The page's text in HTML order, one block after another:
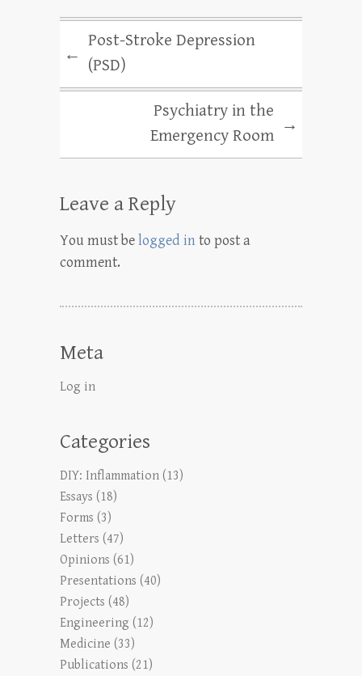
←
Post-Stroke Depression
(PSD)
Psychiatry in the
Emergency Room
→
Leave a Reply
You must belogged in to post a
comment.
Meta
Log in
Categories
DIY: Inflammation (13)
Essays (18)
Forms (3)
Letters (47)
Opinions (61)
Presentations (40)
Projects (48)
Engineering (12)
Medicine (33)
Publications (21)